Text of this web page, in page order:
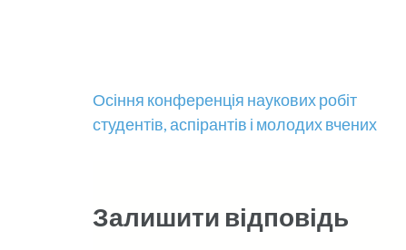
Навігація
записів
Осіння конференція наукових робіт
студентів, аспірантів і молодих вчених
Залишити відповідь